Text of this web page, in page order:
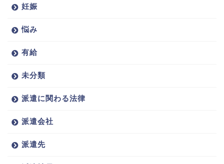
妊娠
悩み
有給
未分類
派遣に関わる法律
派遣会社
派遣先